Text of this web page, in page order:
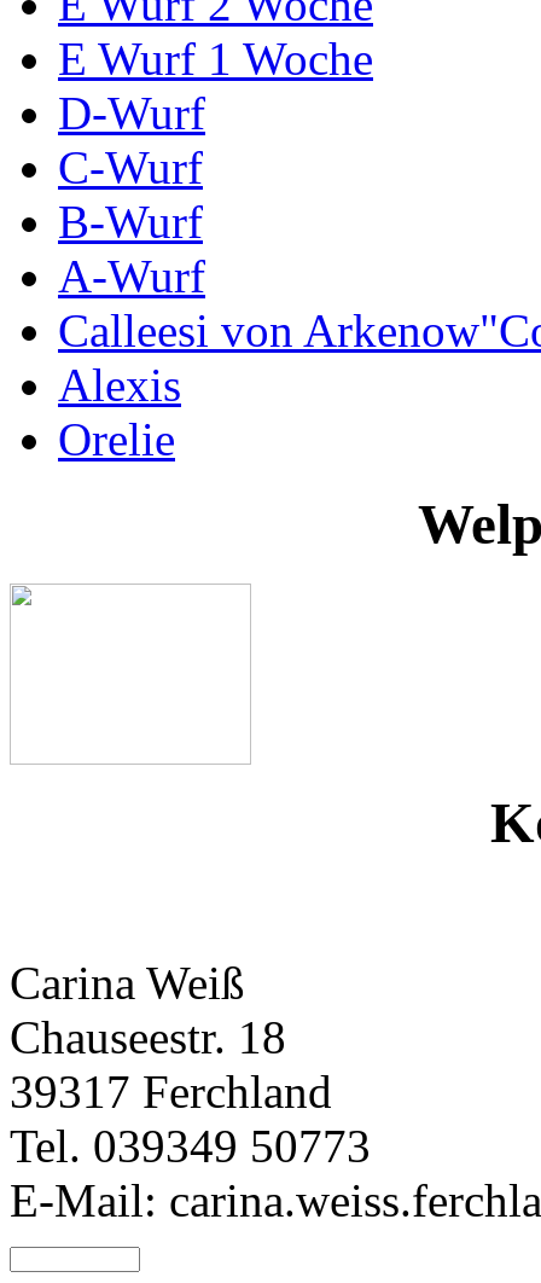
E Wurf 1 Woche
D-Wurf
C-Wurf
B-Wurf
A-Wurf
Calleesi von
Alexis
Orelie
Carina Weiß
Chauseestr. 18
39317 Ferchland
Tel. 039349 50773
E-Mail: